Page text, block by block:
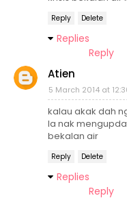
Reply Delete
Replies
Reply
Atien
5 March 2014 at
kalau akak dah
la nak
bekalan air
Reply Delete
Replies
Reply